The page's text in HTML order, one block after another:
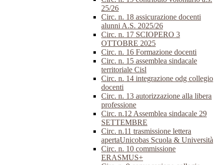
25/26
Circ. n. 18 assicurazione docenti
alunni A.S. 2025/26
Circ. n. 17 SCIOPERO 3
OTTOBRE 2025
Circ. n. 16 Formazione docenti
Circ. n. 15 assemblea sindacale
territoriale Cisl
Circ. n. 14 integrazione odg collegio
docenti
Circ. n. 13 autorizzazione alla libera
professione
Circ. n.12 Assemblea sindacale 29
SETTEMBRE
Circ. n.11 trasmissione lettera
apertaUnicobas Scuola & Università
Circ. n. 10 commissione
ERASMUS+